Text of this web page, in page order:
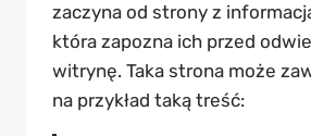
zaczyna od strony z
która zapozna ich przed
witrynę. Taka strona może
na przykład taką treść: